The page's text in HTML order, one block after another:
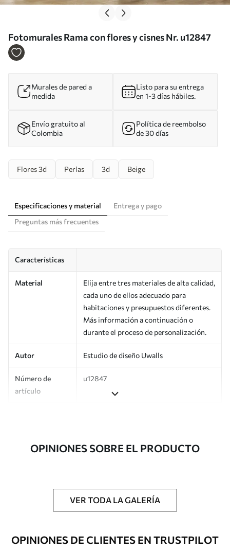
Fotomurales Rama con flores y cisnes Nr. u12847
Murales de pared a
medida
Listo para su entrega
en 1-3 días hábiles.
Envío gratuito al
Colombia
Política de reembolso
de 30 días
Flores 3d Perlas 3d Beige
Especificaciones y material
Entrega y pago
Preguntas más frecuentes
Características
Material
Elija entre tres materiales de alta calidad,
cada uno de ellos adecuado para
habitaciones y presupuestos diferentes.
Más información a continuación o
durante el proceso de personalización.
Autor Estudio de diseño Uwalls
Número de
artículo
u12847
Adicionalmente
Disponible con recubrimiento de barniz
esponja suave. Los murales de pared con
recubrimiento de barniz pueden
Método de
Hasta 360 cm de altura: aplicación sin
OPINIONES SOBRE EL PRODUCTO
VER TODA LA GALERÍA
OPINIONES DE CLIENTES EN TRUSTPILOT